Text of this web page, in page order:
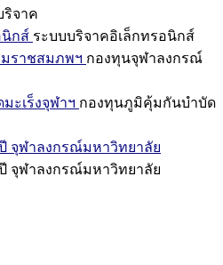
ริจาค
นิกส์ ระบบบริจาคอิเล็กทรอนิกส์
ราชสมภพฯ กองทุนจุฬาลงกรณ์
ะเร็งจุฬาฯ กองทุนภูมิคุ้มกันบำบัด
จุฬาลงกรณ์มหาวิทยาลัย
จุฬาลงกรณ์มหาวิทยาลัย